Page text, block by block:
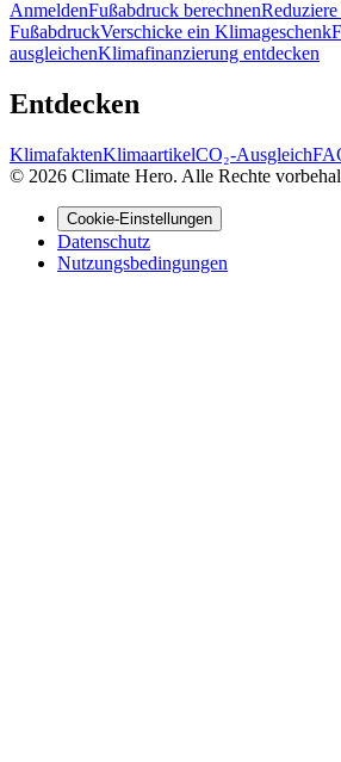
AnmeldenFußabdruck berechnen
FußabdruckVerschicke ein Klimageschenk
ausgleichenKlimafinanzierung entdecken
Entdecken
KlimafaktenKlimaartikelCO₂-Ausgleich
© 2026 Climate Hero. Alle Rechte
Cookie-Einstellungen
Datenschutz
Nutzungsbedingungen